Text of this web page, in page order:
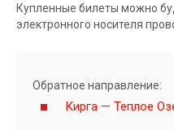
Купленные билеты можно
электронного носителя
Обратное направление:
Кирга — Теплое